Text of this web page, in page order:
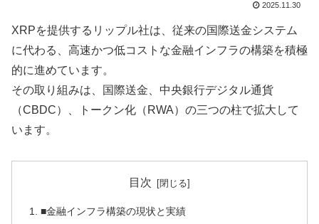
2025.11.30
XRPを提供するリップル社は、従来の国際送金システム
に代わる、高速かつ低コストな金融インフラの構築を積極
的に進めています。
その取り組みは、国際送金、中央銀行デジタル通貨
（CBDC）、トークン化（RWA）の三つの柱で拡大して
います。
目次
■金融インフラ構築の現状と実績